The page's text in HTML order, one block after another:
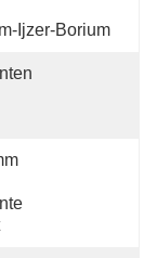
Ijzer-Borium